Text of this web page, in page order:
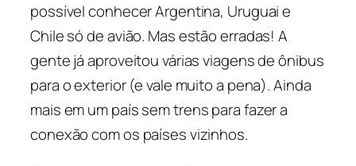
possível conhecer Argentina, Uruguai e
Chile só de avião. Mas estão erradas! A
gente já aproveitou várias viagens de ônibus
para o exterior (e vale muito a pena). Ainda
mais em um país sem trens para fazer a
conexão com os países vizinhos.